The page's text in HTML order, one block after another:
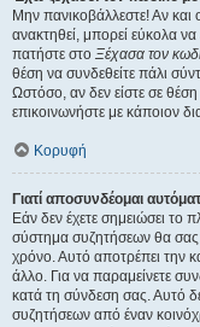
Μην πανικοβάλλεστε! Αν
ανακτηθεί, μπορεί εύκολα
πατήστε στο Ξέχασα τον
θέση να συνδεθείτε πάλι
Ωστόσο, αν δεν είστε σε
επικοινωνήστε με κάποιον
Κορυφή
Γιατί αποσυνδέομαι
Εάν δεν έχετε σημειώσει το
σύστημα συζητήσεων θα σας
χρόνο. Αυτό αποτρέπει την
άλλο. Για να παραμείνετε
κατά τη σύνδεση σας. Αυτό
συζητήσεων από έναν